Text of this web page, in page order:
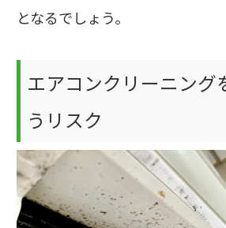
となるでしょう。
エアコンクリーニング
うリスク